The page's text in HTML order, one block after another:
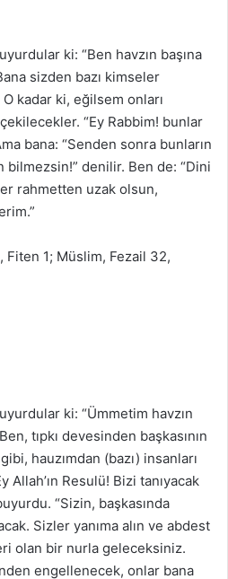
ki: “Ben havzın başına
sizden bazı kimseler
kadar ki, eğilsem onları
“Ey Rabbim! bunlar
bana: “Senden sonra bunların
bilmezsin!” denilir. Ben de: “Dini
rahmetten uzak olsun,
Fiten 1; Müslim, Fezail 32,
ki: “Ümmetim havzın
tıpkı devesinden başkasının
hauzımdan (bazı) insanları
Allah’ın Resulü! Bizi tanıyacak
“Sizin, başkasında
Sizler yanıma alın ve abdest
olan bir nurla geleceksiniz.
engellenecek, onlar bana